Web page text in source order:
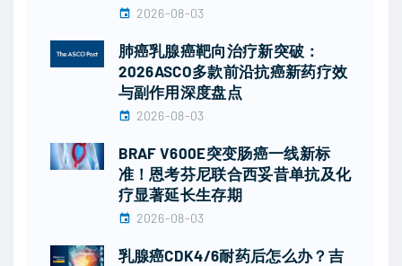
2026-08-03
肺癌乳腺癌靶向治疗新突破：
2026ASCO多款前沿抗癌新药疗效
与副作用深度盘点
2026-08-03
BRAF V600E突变肠癌一线新标
准！恩考芬尼联合西妥昔单抗及化
疗显著延长生存期
2026-08-03
乳腺癌CDK4/6耐药后怎么办？吉